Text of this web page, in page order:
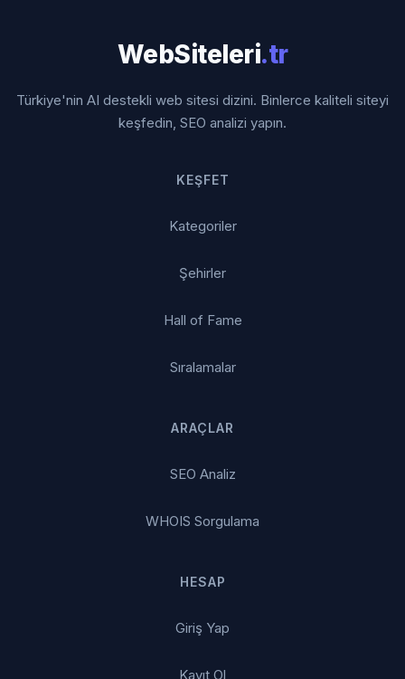
WebSiteleri.tr
Türkiye'nin AI destekli web sitesi dizini. Binlerce kaliteli siteyi
keşfedin, SEO analizi yapın.
KEŞFET
Kategoriler
Şehirler
Hall of Fame
Sıralamalar
ARAÇLAR
SEO Analiz
WHOIS Sorgulama
HESAP
Giriş Yap
Kayıt Ol